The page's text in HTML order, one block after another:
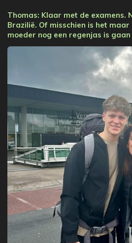
Thomas: Klaar met de examens.
Brazilië. Of misschien is het
moeder nog een regenjas is